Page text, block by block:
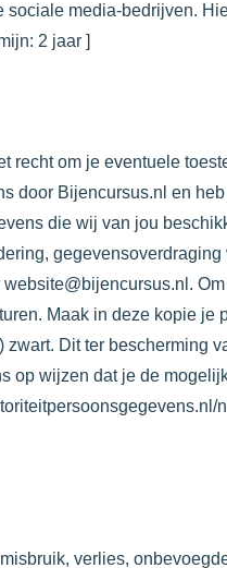
media-bedrijven.
2 jaar ]
recht om je eventuele
door Bijencursus.nl en
die wij van jou
website@bijencursus.nl .
Maak in deze kopie je
Dit ter bescherming
op wijzen dat je de
verlies,